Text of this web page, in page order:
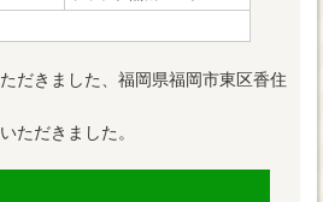
だきました、福岡県福岡市東区香住
ただきました。